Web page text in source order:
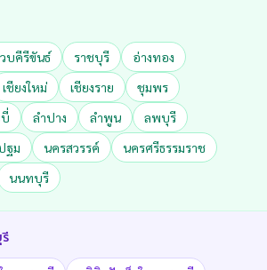
บคีรีขันธ์ ราชบุรี
อ่างทอง
เชียงใหม่ เชียงราย
ชุมพร
ลำปาง ลำพูน
ลพบุรี
ฐม นครสวรรค์
นครศรีธรรมราช
นนทบุรี